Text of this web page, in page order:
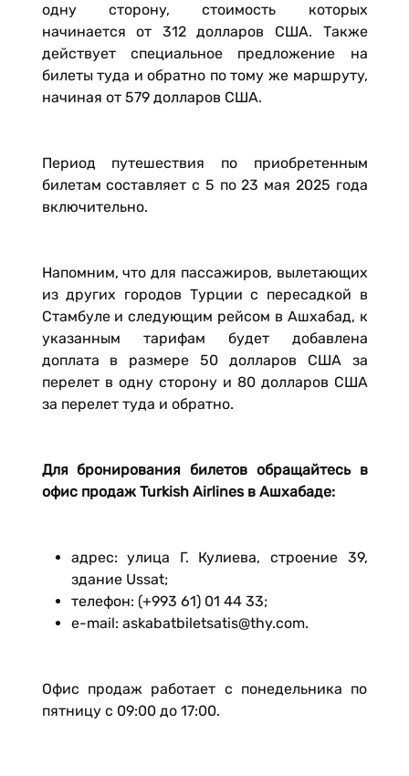
одну сторону, стоимость которых
начинается от 312 долларов США. Также
действует специальное предложение на
билеты туда и обратно по тому же маршруту,
начиная от 579 долларов США.
Период путешествия по приобретенным
билетам составляет с 5 по 23 мая 2025 года
включительно.
Напомним, что для пассажиров, вылетающих
из других городов Турции с пересадкой в
Стамбуле и следующим рейсом в Ашхабад, к
указанным тарифам будет добавлена
доплата в размере 50 долларов США за
перелет в одну сторону и 80 долларов США
за перелет туда и обратно.
Для бронирования билетов обращайтесь в
офис продаж Turkish Airlines в Ашхабаде:
адрес: улица Г. Кулиева, строение 39,
здание Ussat;
телефон: (+993 61) 01 44 33;
e-mail: askabatbiletsatis@thy.com.
Офис продаж работает с понедельника по
пятницу с 09:00 до 17:00.